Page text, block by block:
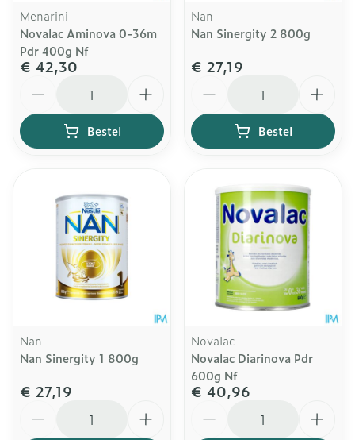
Menarini
Novalac Aminova 0-36m
Pdr 400g Nf
€ 42,30
Bestel
Nan
Nan Sinergity 2 800g
€ 27,19
Bestel
Nan
Nan Sinergity 1 800g
€ 27,19
Novalac
Novalac Diarinova Pdr
600g Nf
€ 40,96